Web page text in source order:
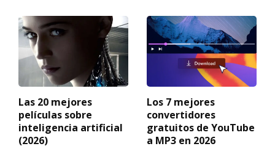
Las 20 mejores
películas sobre
inteligencia artificial
(2026)
Los 7 mejores
convertidores
gratuitos de YouTube
a MP3 en 2026